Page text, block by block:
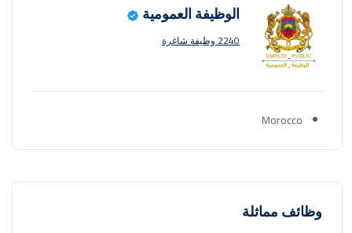
الوظيفة العمومية
2240 وظيفة شاغرة
Morocco
وظائف مماثلة